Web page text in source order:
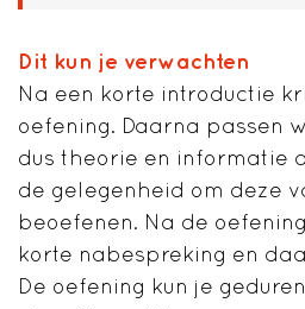
Dit kun je verwachten
Na een korte introductie
oefening. Daarna passen
dus theorie en informatie
de gelegenheid om deze
beoefenen. Na de
korte nabespreking en
De oefening kun je